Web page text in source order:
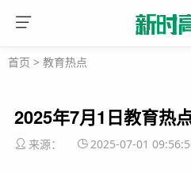
首页 > 教育热点
2025年7月1日教育热
来源： 2025-07-01